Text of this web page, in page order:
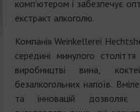
комп'ютером і забезпечує
екстракт алкоголю.
Компанія Weinkellerei
середині минулого століття
виробництві вина,
безалкогольних напоїв.
та інновацій дозволяє